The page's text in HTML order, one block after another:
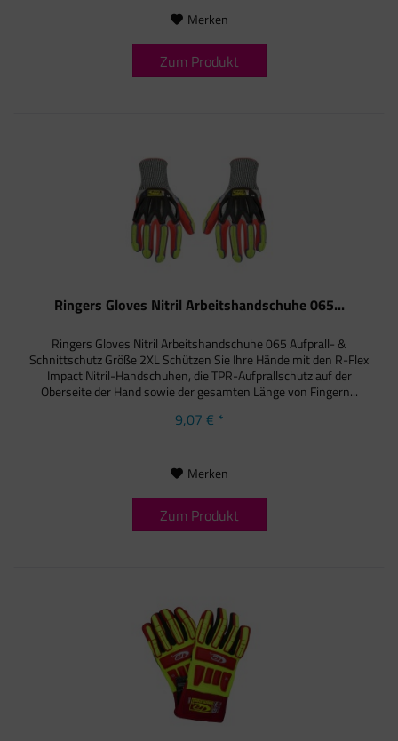
Merken
Zum Produkt
Ringers Gloves Nitril Arbeitshandschuhe 065...
Ringers Gloves Nitril Arbeitshandschuhe 065 Aufprall- &
Schnittschutz Größe 2XL Schützen Sie Ihre Hände mit den R-Flex
Impact Nitril-Handschuhen, die TPR-Aufprallschutz auf der
Oberseite der Hand sowie der gesamten Länge von Fingern...
9,07 € *
Merken
Zum Produkt